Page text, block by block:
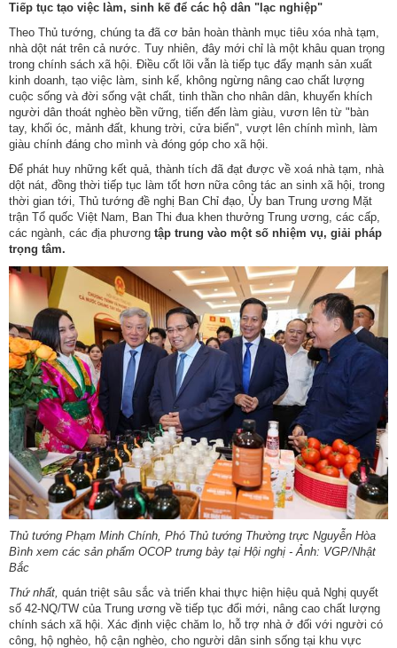
Tiếp tục tạo việc làm, sinh kế để các hộ dân "lạc nghiệp"
Theo Thủ tướng, chúng ta đã cơ bản hoàn thành mục tiêu xóa nhà tạm,
nhà dột nát trên cả nước. Tuy nhiên, đây mới chỉ là một khâu quan trọng
trong chính sách xã hội. Điều cốt lõi vẫn là tiếp tục đẩy mạnh sản xuất
kinh doanh, tạo việc làm, sinh kế, không ngừng nâng cao chất lượng
cuộc sống và đời sống vật chất, tinh thần cho nhân dân, khuyến khích
người dân thoát nghèo bền vững, tiến đến làm giàu, vươn lên từ "bàn
tay, khối óc, mảnh đất, khung trời, cửa biển", vượt lên chính mình, làm
giàu chính đáng cho mình và đóng góp cho xã hội.
Để phát huy những kết quả, thành tích đã đạt được về xoá nhà tạm, nhà
dột nát, đồng thời tiếp tục làm tốt hơn nữa công tác an sinh xã hội, trong
thời gian tới, Thủ tướng đề nghị Ban Chỉ đạo, Ủy ban Trung ương Mặt
trận Tổ quốc Việt Nam, Ban Thi đua khen thưởng Trung ương, các cấp,
các ngành, các địa phương tập trung vào một số nhiệm vụ, giải pháp
trọng tâm.
Thủ tướng Phạm Minh Chính, Phó Thủ tướng Thường trực Nguyễn Hòa
Bình xem các sản phẩm OCOP trưng bày tại Hội nghị - Ảnh: VGP/Nhật
Bắc
Thứ nhất, quán triệt sâu sắc và triển khai thực hiện hiệu quả Nghị quyết
số 42-NQ/TW của Trung ương về tiếp tục đổi mới, nâng cao chất lượng
chính sách xã hội. Xác định việc chăm lo, hỗ trợ nhà ở đối với người có
công, hộ nghèo, hộ cận nghèo, cho người dân sinh sống tại khu vực